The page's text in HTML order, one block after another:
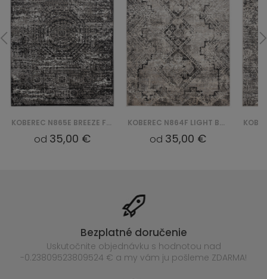
KOBEREC N865E BREEZE FVI - CZARNY
od 35,00 €
KOBEREC N864F LIGHT BREEZE FVI - SZARY
od 35,00 €
Bezplatné doručenie
Uskutočnite objednávku s hodnotou nad
-0.23809523809524 € a my vám ju pošleme ZDARMA!